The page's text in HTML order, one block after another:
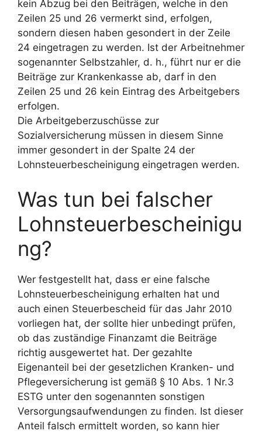
kein Abzug bei den Beiträgen, welche in den
Zeilen 25 und 26 vermerkt sind, erfolgen,
sondern diesen haben gesondert in der Zeile
24 eingetragen zu werden. Ist der Arbeitnehmer
sogenannter Selbstzahler, d. h., führt nur er die
Beiträge zur Krankenkasse ab, darf in den
Zeilen 25 und 26 kein Eintrag des Arbeitgebers
erfolgen.
Die Arbeitgeberzuschüsse zur
Sozialversicherung müssen in diesem Sinne
immer gesondert in der Spalte 24 der
Lohnsteuerbescheinigung eingetragen werden.
Was tun bei falscher
Lohnsteuerbescheinigu
ng?
Wer festgestellt hat, dass er eine falsche
Lohnsteuerbescheinigung erhalten hat und
auch einen Steuerbescheid für das Jahr 2010
vorliegen hat, der sollte hier unbedingt prüfen,
ob das zuständige Finanzamt die Beiträge
richtig ausgewertet hat. Der gezahlte
Eigenanteil bei der gesetzlichen Kranken- und
Pflegeversicherung ist gemäß § 10 Abs. 1 Nr.3
ESTG unter den sogenannten sonstigen
Versorgungsaufwendungen zu finden. Ist dieser
Anteil falsch ermittelt worden, so kann hier